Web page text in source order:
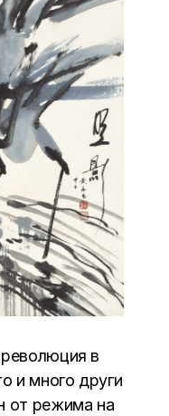
в
и много други
от режима на